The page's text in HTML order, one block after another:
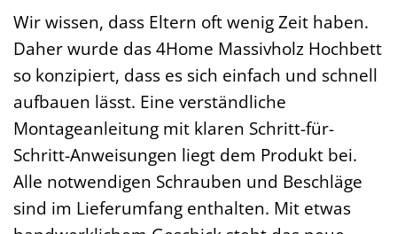
Wir wissen, dass Eltern oft wenig Zeit haben.
Daher wurde das 4Home Massivholz Hochbett
so konzipiert, dass es sich einfach und schnell
aufbauen lässt. Eine verständliche
Montageanleitung mit klaren Schritt-für-
Schritt-Anweisungen liegt dem Produkt bei.
Alle notwendigen Schrauben und Beschläge
sind im Lieferumfang enthalten. Mit etwas